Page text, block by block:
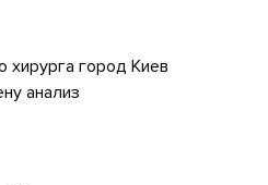
хирурга город Киев
анализ